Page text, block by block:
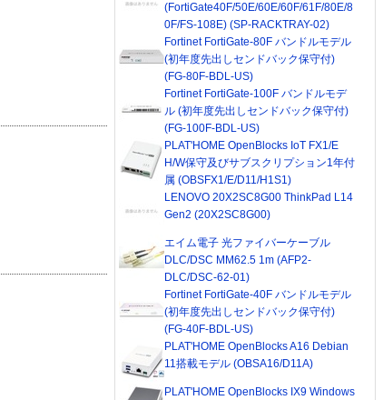
(FortiGate40F/50E/60E/60F/61F/80E/8
0F/FS-108E) (SP-RACKTRAY-02)
Fortinet FortiGate-80F バンドルモデル
(初年度先出しセンドバック保守付)
(FG-80F-BDL-US)
Fortinet FortiGate-100F バンドルモデ
ル (初年度先出しセンドバック保守付)
(FG-100F-BDL-US)
PLAT'HOME OpenBlocks IoT FX1/E
H/W保守及びサブスクリプション1年付
属 (OBSFX1/E/D11/H1S1)
LENOVO 20X2SC8G00 ThinkPad L14
Gen2 (20X2SC8G00)
エイム電子 光ファイバーケーブル
DLC/DSC MM62.5 1m (AFP2-
DLC/DSC-62-01)
Fortinet FortiGate-40F バンドルモデル
(初年度先出しセンドバック保守付)
(FG-40F-BDL-US)
PLAT'HOME OpenBlocks A16 Debian
11搭載モデル (OBSA16/D11A)
PLAT'HOME OpenBlocks IX9 Windows